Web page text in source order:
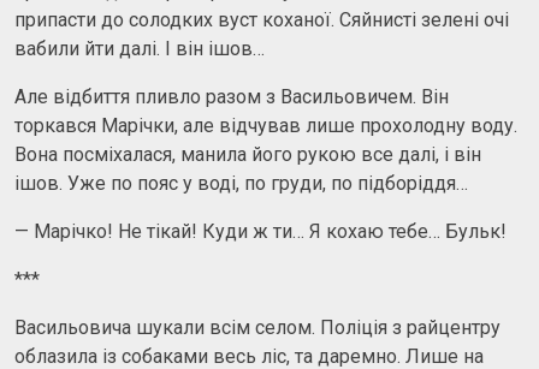
припасти до солодких вуст коханої. Сяйнисті зелені очі
вабили йти далі. І він ішов…
Але відбиття пливло разом з Васильовичем. Він
торкався Марічки, але відчував лише прохолодну воду.
Вона посміхалася, манила його рукою все далі, і він
ішов. Уже по пояс у воді, по груди, по підборіддя…
— Марічко! Не тікай! Куди ж ти… Я кохаю тебе… Бульк!
***
Васильовича шукали всім селом. Поліція з райцентру
облазила із собаками весь ліс, та даремно. Лише на